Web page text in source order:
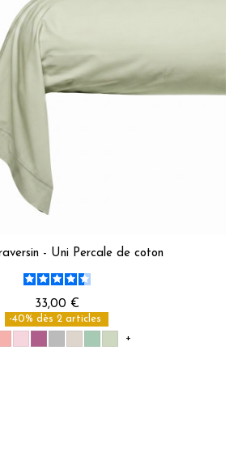
- Uni Percale de coton
33,00 €
-40% dès 2 articles
+